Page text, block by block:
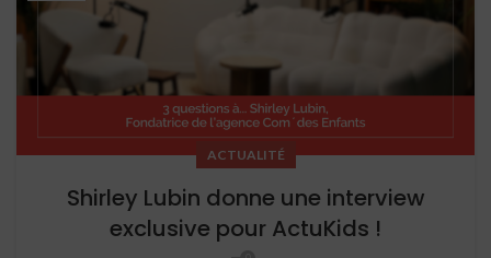
ACTUALITÉ
Shirley Lubin donne une interview
exclusive pour ActuKids !